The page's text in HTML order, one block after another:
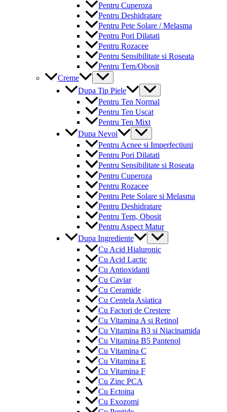
Pentru Cuperoza
Pentru Deshidratare
Pentru Pete Solare / Melasma
Pentru Pori Dilatati
Pentru Rozacee
Pentru Sensibilitate si Roseata
Pentru Tern/Obosit
Creme
Menu
Toggle
Dupa Tip Piele
Menu
Toggle
Pentru Ten Normal
Pentru Ten Uscat
Pentru Ten Mixt
Dupa Nevoi
Menu
Toggle
Pentru Acnee si Imperfectiuni
Pentru Pori Dilatati
Pentru Sensibilitate si Roseata
Pentru Cuperoza
Pentru Rozacee
Pentru Pete Solare si Melasma
Pentru Deshidratare
Pentru Tern, Obosit
Pentru Aspect Matur
Dupa Ingrediente
Menu
Toggle
Cu Acid Hialuronic
Cu Acid Lactic
Cu Antioxidanti
Cu Caviar
Cu Ceramide
Cu Centela Asiatica
Cu Factori de Crestere
Cu Vitamina A si Retinol
Cu Vitamina B3 si Niacinamida
Cu Vitamina B5 Pantenol
Cu Vitamina C
Cu Vitamina E
Cu Vitamina F
Cu Zinc PCA
Cu Ectoina
Cu Exozomi